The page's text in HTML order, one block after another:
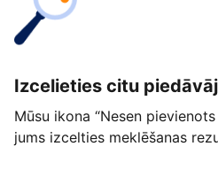
Izcelieties citu
Mūsu ikona “Nesen
jums izcelties meklēšanas